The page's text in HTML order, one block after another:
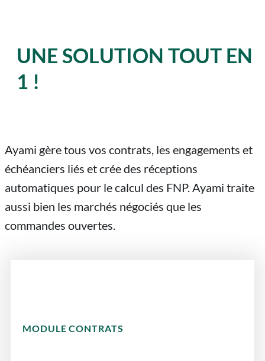
UNE SOLUTION TOUT EN
1 !
Ayami gère tous vos contrats, les engagements et
échéanciers liés et crée des réceptions
automatiques pour le calcul des FNP. Ayami traite
aussi bien les marchés négociés que les
commandes ouvertes.
MODULE CONTRATS